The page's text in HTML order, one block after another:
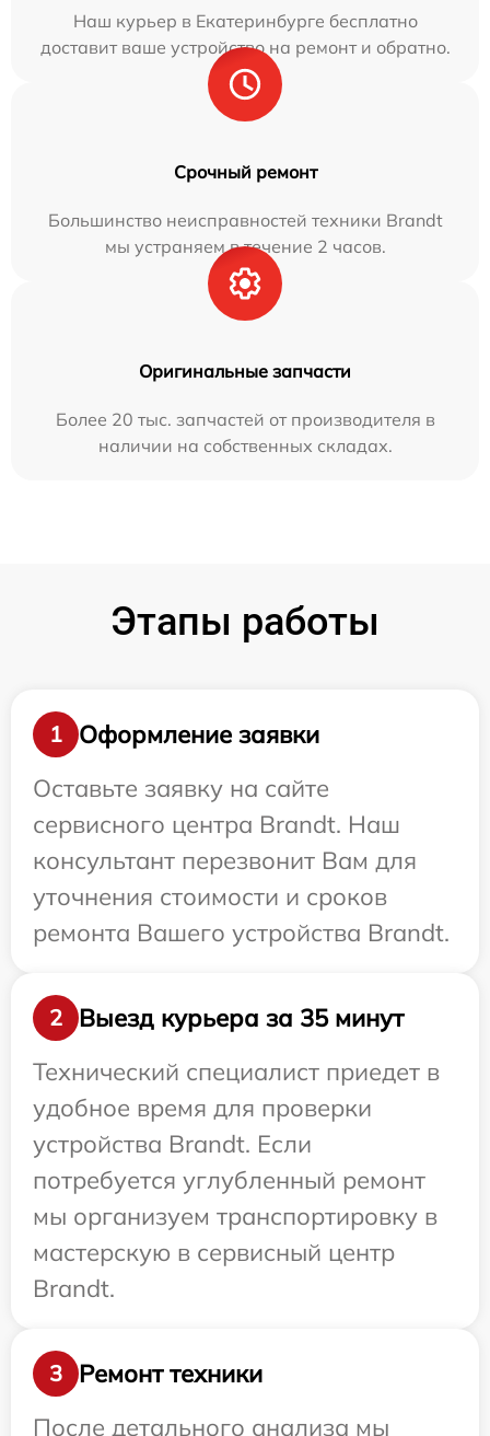
Наш курьер в Екатеринбурге бесплатно
доставит ваше устройство на ремонт и обратно.
Срочный ремонт
Большинство неисправностей техники Brandt
мы устраняем в течение 2 часов.
Оригинальные запчасти
Более 20 тыс. запчастей от производителя в
наличии на собственных складах.
Этапы работы
1
Оформление заявки
Оставьте заявку на сайте
сервисного центра Brandt. Наш
консультант перезвонит Вам для
уточнения стоимости и сроков
ремонта Вашего устройства Brandt.
2
Выезд курьера за 35 минут
Технический специалист приедет в
удобное время для проверки
устройства Brandt. Если
потребуется углубленный ремонт
мы организуем транспортировку в
мастерскую в сервисный центр
Brandt.
3
Ремонт техники
После детального анализа мы